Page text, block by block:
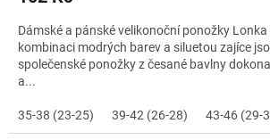
Dámské a pánské velikonoční ponožky Lonka
kombinaci modrých barev a siluetou zajíce
společenské ponožky z česané bavlny
a...
35-38 (23-25) 39-42 (26-28) 43-46 (29-